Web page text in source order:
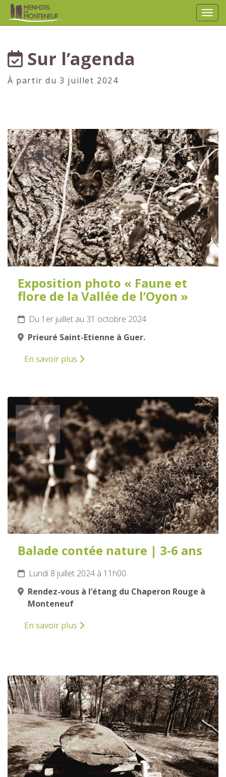
Sur l’agenda
À partir du 3 juillet 2024
1er
JUILLET
2024
Exposition photo « Faune et
flore de la Vallée de l’Oyon »
Du 1er juillet au 31 octobre 2024
Prieuré Saint-Etienne à Guer.
En savoir plus
8
JUILLET
2024
Balade contée nature | 3-6 ans
Lundi 8 juillet 2024 à 11h00
Rendez-vous à l’étang du Chaperon Rouge à
Monteneuf
En savoir plus
9
JUILLET
2024